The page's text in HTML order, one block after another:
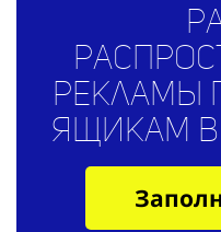
рекламы
ящикам в